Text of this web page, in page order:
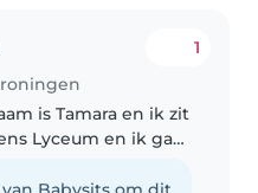
1
is Tamara en ik zit
Lyceum en ik ga
peuters, kleuters